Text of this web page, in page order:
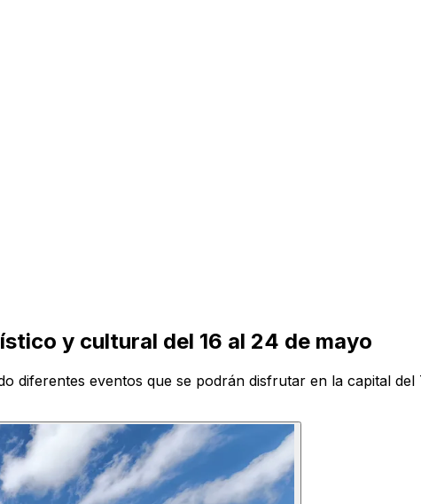
y cultural del 16 al 24 de mayo
diferentes eventos que se podrán disfrutar en la capital